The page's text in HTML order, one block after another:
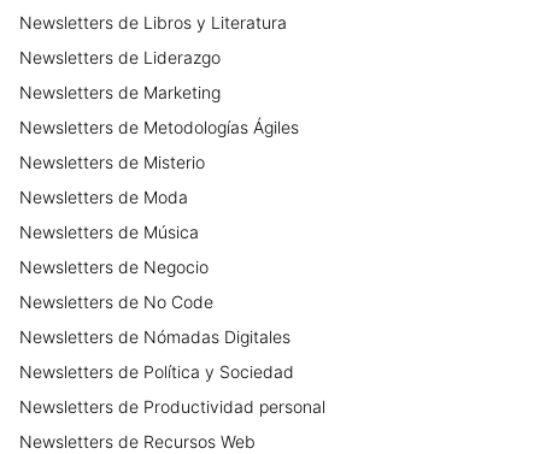
Newsletters de Libros y Literatura
Newsletters de Liderazgo
Newsletters de Marketing
Newsletters de Metodologías Ágiles
Newsletters de Misterio
Newsletters de Moda
Newsletters de Música
Newsletters de Negocio
Newsletters de No Code
Newsletters de Nómadas Digitales
Newsletters de Política y Sociedad
Newsletters de Productividad personal
Newsletters de Recursos Web